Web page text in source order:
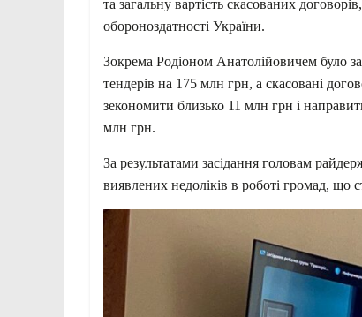
та загальну вартість скасованих
обороноздатності України.
Зокрема Родіоном Анатолійовичем було
тендерів на 175 млн грн, а скасовані
зекономити близько 11 млн грн і
млн грн.
За результатами засідання головам
виявлених недоліків в роботі громад, що